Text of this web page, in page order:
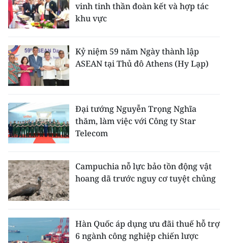
vinh tinh thần đoàn kết và hợp tác
khu vực
Kỷ niệm 59 năm Ngày thành lập
ASEAN tại Thủ đô Athens (Hy Lạp)
Đại tướng Nguyễn Trọng Nghĩa
thăm, làm việc với Công ty Star
Telecom
Campuchia nỗ lực bảo tồn động vật
hoang dã trước nguy cơ tuyệt chủng
Hàn Quốc áp dụng ưu đãi thuế hỗ trợ
6 ngành công nghiệp chiến lược